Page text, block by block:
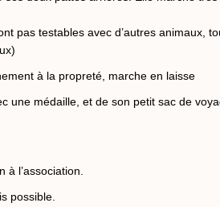
pas testables avec d’autres animaux,
à la propreté, marche en laisse
une médaille, et de son petit sac de
à l’association.
possible.